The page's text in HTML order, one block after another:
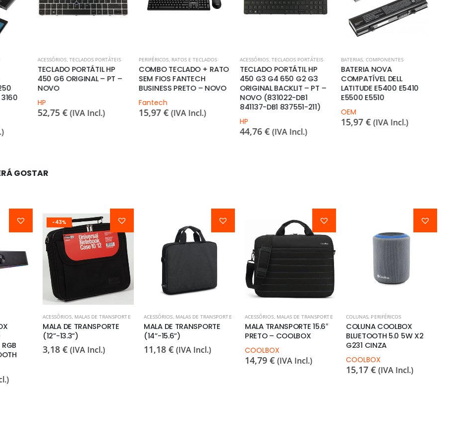
HP
PT –
PERIFÉRICOS,RATOS E TECLADOS
COMBO TECLADO + RATO
SEM FIOS FANTECH
BUSINESS PRETO – NOVO
Fantech
15,97 € (IVA Incl.)
ACESSÓRIOS,TECLADOS PORTÁTEIS
TECLADO PORTÁTIL HP
450 G3 G4 650 G2 G3
ORIGINAL BACKLIT – PT –
NOVO (831022-DB1
841137-DB1 837551-211)
BATERIAS,COMPONENTES
BATERIA NOVA
COMPATÍVEL DELL
LATITUDE E5400 E5410
E5500 E5510
OEM
15,97
MONITORES
MONITOR DAHUA LM24-
C200 24” 16:9 FULL HD
HDMI+VGA – NOVO
Dahua
95,92
GOSTAR
-43%
ACESSÓRIOS, MALAS DE TRANSPORTE
MALA DE TRANSPORTE
(12”-13.3”)
3,18 € (IVA Incl.)
ACESSÓRIOS, MALAS DE TRANSPORTE
MALA DE TRANSPORTE
(14”-15.6”)
11,18 € (IVA Incl.)
ACESSÓRIOS, MALAS DE TRANSPORTE
MALA TRANSPORTE 15.6″
PRETO – COOLBOX
COOLBOX
14,79 € (IVA Incl.)
COLUNAS, PERIFÉRICOS
COLUNA COOLBOX
BLUETOOTH 5.0 5W X2
G231 CINZA
COOLBOX
15,17 € (IVA Incl.)